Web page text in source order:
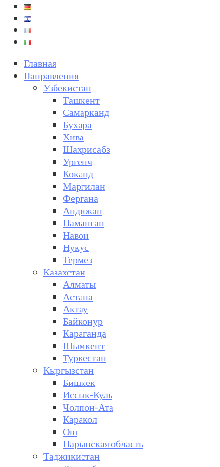
Главная
Направления
Узбекистан
Ташкент
Самарканд
Бухара
Хива
Шахрисабз
Ургенч
Коканд
Маргилан
Фергана
Андижан
Наманган
Навои
Нукус
Термез
Казахстан
Алматы
Астана
Актау
Байконур
Караганда
Шымкент
Туркестан
Кыргызстан
Бишкек
Иссык-Куль
Чолпон-Ата
Каракол
Ош
Нарынская область
Таджикистан